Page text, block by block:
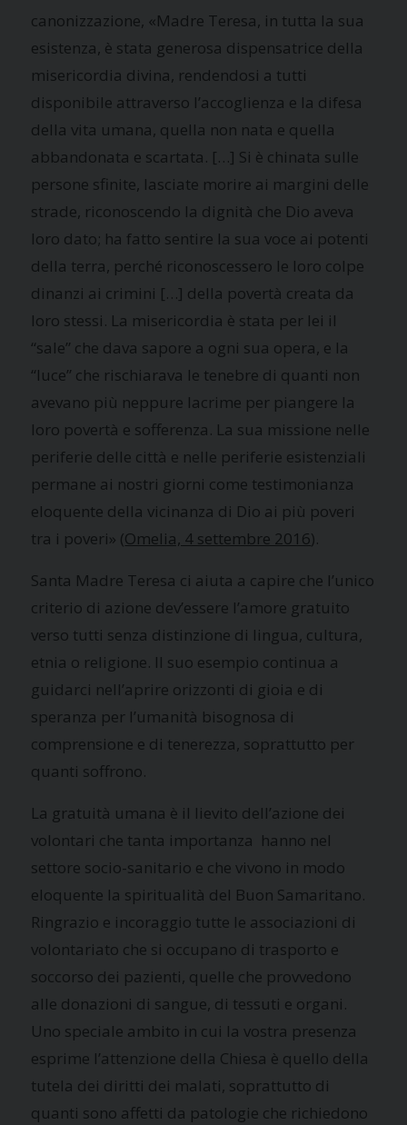
canonizzazione, «Madre Teresa, in tutta la sua
esistenza, è stata generosa dispensatrice della
misericordia divina, rendendosi a tutti
disponibile attraverso l’accoglienza e la difesa
della vita umana, quella non nata e quella
abbandonata e scartata. […] Si è chinata sulle
persone sfinite, lasciate morire ai margini delle
strade, riconoscendo la dignità che Dio aveva
loro dato; ha fatto sentire la sua voce ai potenti
della terra, perché riconoscessero le loro colpe
dinanzi ai crimini […] della povertà creata da
loro stessi. La misericordia è stata per lei il
“sale” che dava sapore a ogni sua opera, e la
“luce” che rischiarava le tenebre di quanti non
avevano più neppure lacrime per piangere la
loro povertà e sofferenza. La sua missione nelle
periferie delle città e nelle periferie esistenziali
permane ai nostri giorni come testimonianza
eloquente della vicinanza di Dio ai più poveri
tra i poveri» (Omelia, 4 settembre 2016).
Santa Madre Teresa ci aiuta a capire che l’unico
criterio di azione dev’essere l’amore gratuito
verso tutti senza distinzione di lingua, cultura,
etnia o religione. Il suo esempio continua a
guidarci nell’aprire orizzonti di gioia e di
speranza per l’umanità bisognosa di
comprensione e di tenerezza, soprattutto per
quanti soffrono.
La gratuità umana è il lievito dell’azione dei
volontari che tanta importanza hanno nel
settore socio-sanitario e che vivono in modo
eloquente la spiritualità del Buon Samaritano.
Ringrazio e incoraggio tutte le associazioni di
volontariato che si occupano di trasporto e
soccorso dei pazienti, quelle che provvedono
alle donazioni di sangue, di tessuti e organi.
Uno speciale ambito in cui la vostra presenza
esprime l’attenzione della Chiesa è quello della
tutela dei diritti dei malati, soprattutto di
quanti sono affetti da patologie che richiedono